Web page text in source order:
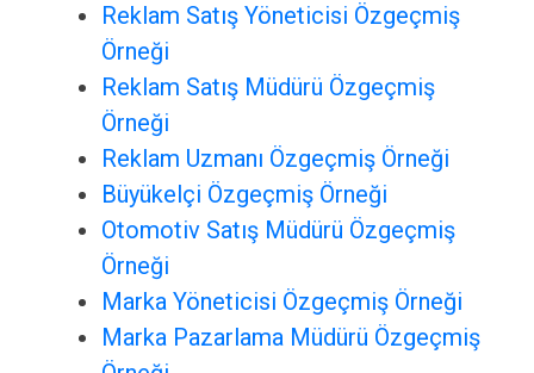
Reklam Satış Yöneticisi Özgeçmiş
Örneği
Reklam Satış Müdürü Özgeçmiş
Örneği
Reklam Uzmanı Özgeçmiş Örneği
Büyükelçi Özgeçmiş Örneği
Otomotiv Satış Müdürü Özgeçmiş
Örneği
Marka Yöneticisi Özgeçmiş Örneği
Marka Pazarlama Müdürü Özgeçmiş